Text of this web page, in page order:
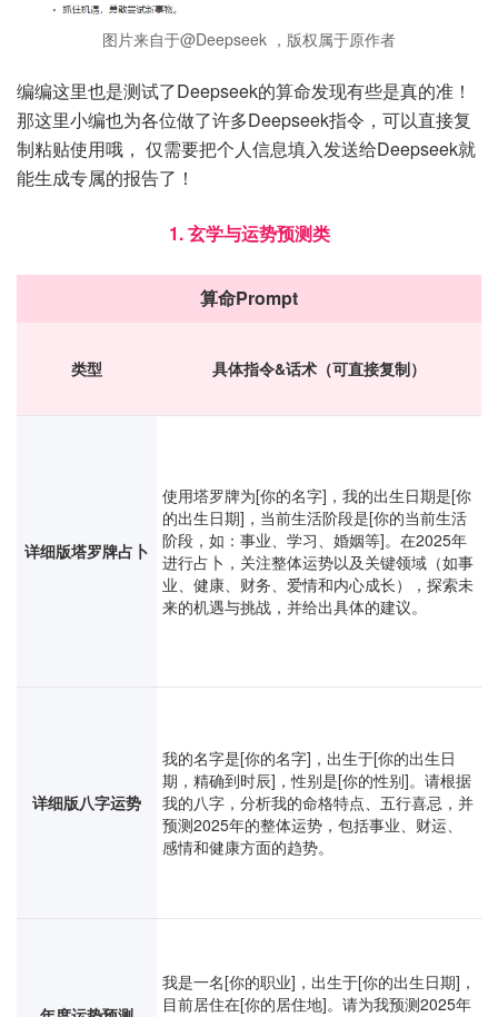
图片来自于@Deepseek ，版权属于原作者
编编这里也是测试了Deepseek的算命发现有些是真的准！
那这里小编也为各位做了许多Deepseek指令，可以直接复
制粘贴使用哦， 仅需要把个人信息填入发送给Deepseek就
能生成专属的报告了！
1. 玄学与运势预测类
算命Prompt
类型 具体指令&话术（可直接复制）
详细版塔罗牌占卜
使用塔罗牌为[你的名字]，我的出生日期是[你
的出生日期]，当前生活阶段是[你的当前生活
阶段，如：事业、学习、婚姻等]。在2025年
进行占卜，关注整体运势以及关键领域（如事
业、健康、财务、爱情和内心成长），探索未
来的机遇与挑战，并给出具体的建议。
详细版八字运势
我的名字是[你的名字]，出生于[你的出生日
期，精确到时辰]，性别是[你的性别]。请根据
我的八字，分析我的命格特点、五行喜忌，并
预测2025年的整体运势，包括事业、财运、
感情和健康方面的趋势。
我是一名[你的职业]，出生于[你的出生日期]，
目前居住在[你的居住地]。请为我预测2025年